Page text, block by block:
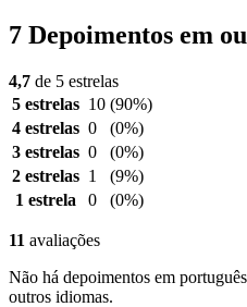
7 Depoimentos em
4,7 de 5 estrelas
5 estrelas 10 (90%)
4 estrelas 0
(0%)
3 estrelas 0
(0%)
2 estrelas 1
(9%)
1 estrela
0 (0%)
11 avaliações
Não há depoimentos em
outros idiomas.